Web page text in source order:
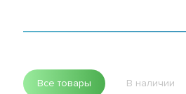
Все товары В наличии